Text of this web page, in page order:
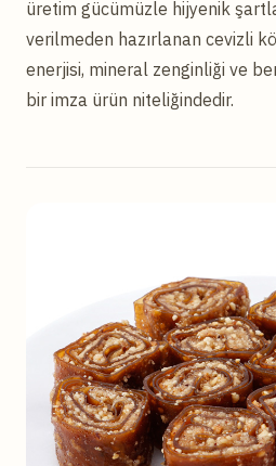
üretim gücümüzle hijyenik
verilmeden hazırlanan cevizli
enerjisi, mineral zenginliği ve
bir imza ürün niteliğindedir.